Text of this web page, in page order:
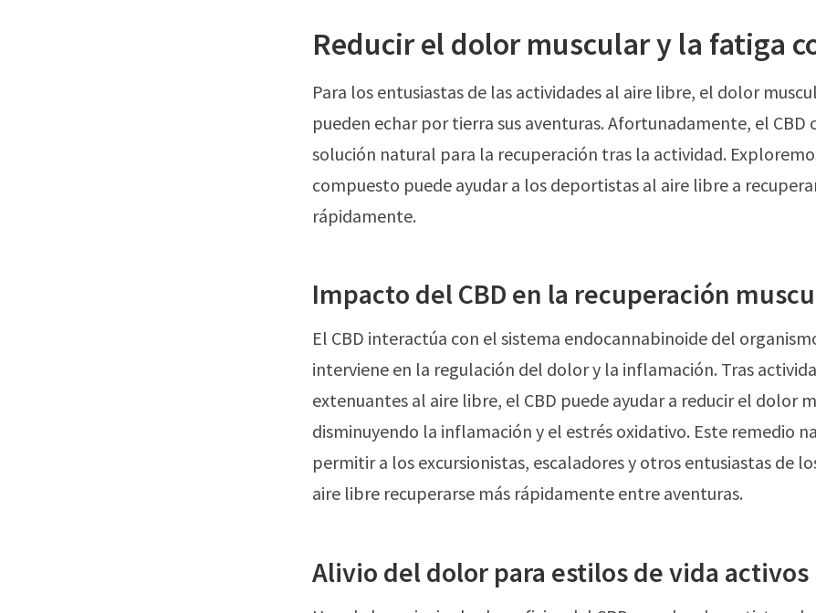
Reducir el dolor muscular y la fatiga
Para los entusiastas de las actividades al aire libre, el dolor
pueden echar por tierra sus aventuras. Afortunadamente, el CBD
solución natural para la recuperación tras la actividad.
compuesto puede ayudar a los deportistas al aire libre a
rápidamente.
Impacto del CBD en la recuperación
El CBD interactúa con el sistema endocannabinoide del
interviene en la regulación del dolor y la inflamación. Tras
extenuantes al aire libre, el CBD puede ayudar a reducir el dolor
disminuyendo la inflamación y el estrés oxidativo. Este remedio
permitir a los excursionistas, escaladores y otros entusiastas de
aire libre recuperarse más rápidamente entre aventuras.
Alivio del dolor para estilos de vida activos